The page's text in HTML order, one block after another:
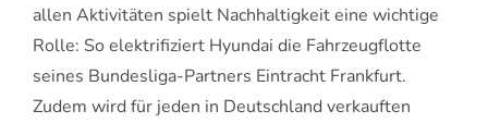
allen Aktivitäten spielt Nachhaltigkeit eine wichtige
Rolle: So elektrifiziert Hyundai die Fahrzeugflotte
seines Bundesliga-Partners Eintracht Frankfurt.
Zudem wird für jeden in Deutschland verkauften